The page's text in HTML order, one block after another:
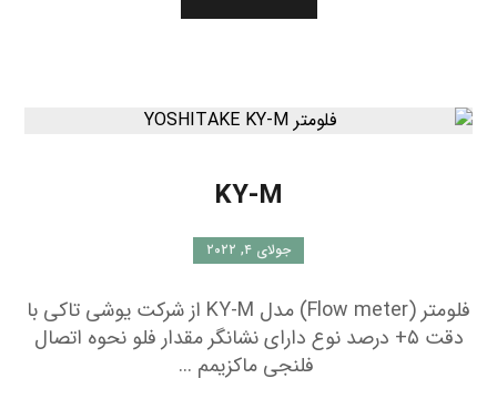
KY-M
جولای ۴, ۲۰۲۲
فلومتر (Flow meter) مدل KY-M از شرکت یوشی تاکی با
دقت ۵+ درصد نوع دارای نشانگر مقدار فلو نحوه اتصال
فلنجی ماکزیمم ...